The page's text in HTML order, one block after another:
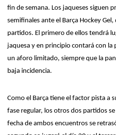
fin de semana. Los jaqueses siguen
semifinales ante el Barça Hockey
partidos. El primero de ellos tendrá
jaquesa y en principio contará con
un aforo limitado, siempre que la
baja incidencia.
Como el Barça tiene el factor pista a
fase regular, los otros dos partidos
fecha de ambos encuentros se